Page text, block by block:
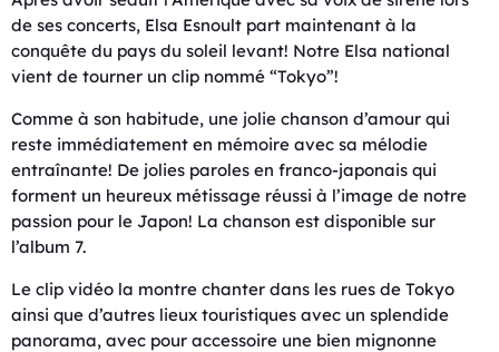
de ses concerts, Elsa Esnoult part maintenant à la
conquête du pays du soleil levant! Notre Elsa national
vient de tourner un clip nommé “Tokyo”!
Comme à son habitude, une jolie chanson d’amour qui
reste immédiatement en mémoire avec sa mélodie
entraînante! De jolies paroles en franco-japonais qui
forment un heureux métissage réussi à l’image de notre
passion pour le Japon! La chanson est disponible sur
l’album 7.
Le clip vidéo la montre chanter dans les rues de Tokyo
ainsi que d’autres lieux touristiques avec un splendide
panorama, avec pour accessoire une bien mignonne